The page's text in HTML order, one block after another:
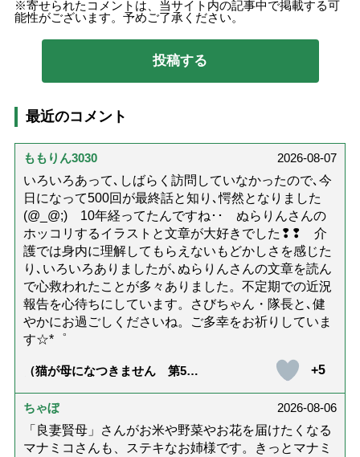
寄せられたコメントは、当サイト内の記事中で掲載する可
能性がございます。予めご了承ください。
最近のコメント
ももりん3030
2026-08-07
いろいろあって､しばらく訪問していなかったので､今
日になって500回が最終話と知り､愕然となりました
(@_@;) 10年経ってたんですね･･ ぬらりんさんの
ホッコリするイラストと文章が大好きでした❢❢ 介
護では身内に理解してもらえないもどかしさを感じた
り､いろいろありましたが､ぬらりんさんの文章を読ん
で心救われたことが多々ありました。不定期での近況
報告を心待ちにしています。さびちゃん・隊長と､健
やかにお過ごしくださいね。ご多幸をお祈りしていま
す☆*゜
（猫が母になつきません 第500
+5
ちゃぼ
2026-08-06
「良妻賢母」さんがお米や野菜やお花を届けたくなる
マナミコさんも、ステキなお姉様です。きっとマナミ